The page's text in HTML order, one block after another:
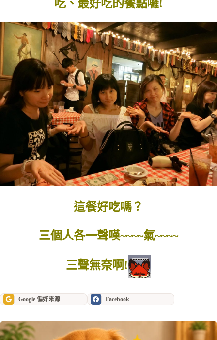
吃、最好吃的餐點囉!
這餐好吃嗎？
三個人各一聲嘆~~~~氣~~~~
三聲無奈啊!
Google 偏好來源 Facebook